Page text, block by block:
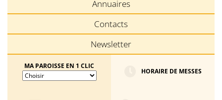
Annuaires
Contacts
Newsletter
MA PAROISSE EN 1 CLIC
HORAIRE DE MESSES